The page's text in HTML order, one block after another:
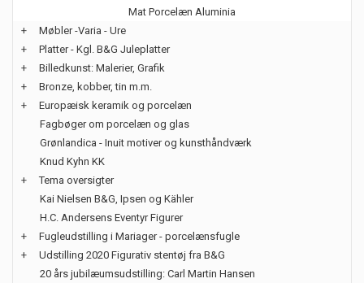
Mat Porcelæn Aluminia
+
Møbler -Varia - Ure
+
Platter - Kgl. B&G Juleplatter
+
Billedkunst: Malerier, Grafik
+
Bronze, kobber, tin m.m.
+
Europæisk keramik og porcelæn
Fagbøger om porcelæn og glas
Grønlandica - Inuit motiver og kunsthåndværk
Knud Kyhn KK
+
Tema oversigter
Kai Nielsen B&G, Ipsen og Kähler
H.C. Andersens Eventyr Figurer
+
Fugleudstilling i Mariager - porcelænsfugle
+
Udstilling 2020 Figurativ stentøj fra B&G
20 års jubilæumsudstilling: Carl Martin Hansen